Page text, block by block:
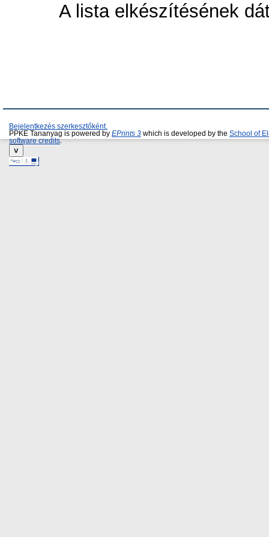
A lista elkészítésének
Bejelentkezés szerkesztőként.
PPKE Tananyag is powered by EPrints 3 which is developed by the School of
software credits.
˅